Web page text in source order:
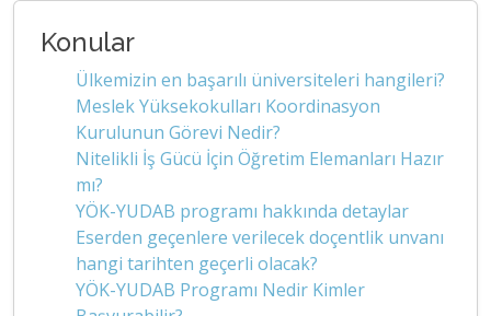
Konular
Ülkemizin en başarılı üniversiteleri hangileri?
Meslek Yüksekokulları Koordinasyon
Kurulunun Görevi Nedir?
Nitelikli İş Gücü İçin Öğretim Elemanları Hazır
mı?
YÖK-YUDAB programı hakkında detaylar
Eserden geçenlere verilecek doçentlik unvanı
hangi tarihten geçerli olacak?
YÖK-YUDAB Programı Nedir Kimler